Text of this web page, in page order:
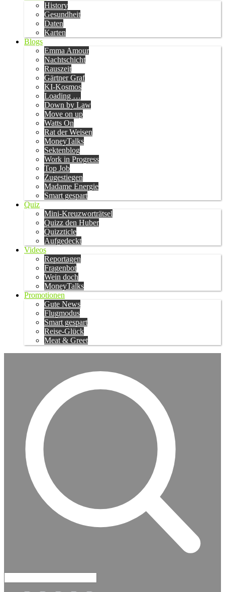
History
Gesundheit
Daten
Karten
Blogs
Emma Amour
Nachtschicht
Rauszeit
Gärtner Graf
KI-Kosmos
Loading …
Down by Law
Move on up
Watts On
Rat der Weisen
MoneyTalks
Sektenblog
Work in Progress
Top Job
Zugestiegen
Madame Energie
Smart gespart
Quiz
Mini-Kreuzworträtsel
Quizz den Huber
Quizzticle
Aufgedeckt
Videos
Reportagen
Fragenbot
Wein doch
MoneyTalks
Promotionen
Gute News
Flugmodus
Smart gespart
Reise-Glück
Meat & Greet